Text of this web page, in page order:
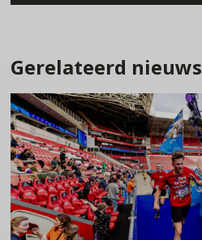
Gerelateerd nieuws